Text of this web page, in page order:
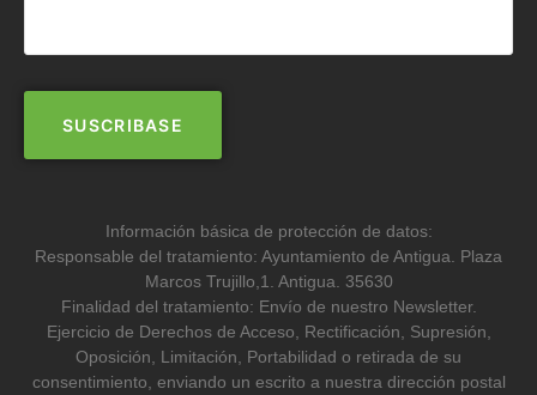
Información básica de protección de datos:
Responsable del tratamiento: Ayuntamiento de Antigua. Plaza
Marcos Trujillo,1. Antigua. 35630
Finalidad del tratamiento: Envío de nuestro Newsletter.
Ejercicio de Derechos de Acceso, Rectificación, Supresión,
Oposición, Limitación, Portabilidad o retirada de su
consentimiento, enviando un escrito a nuestra dirección postal